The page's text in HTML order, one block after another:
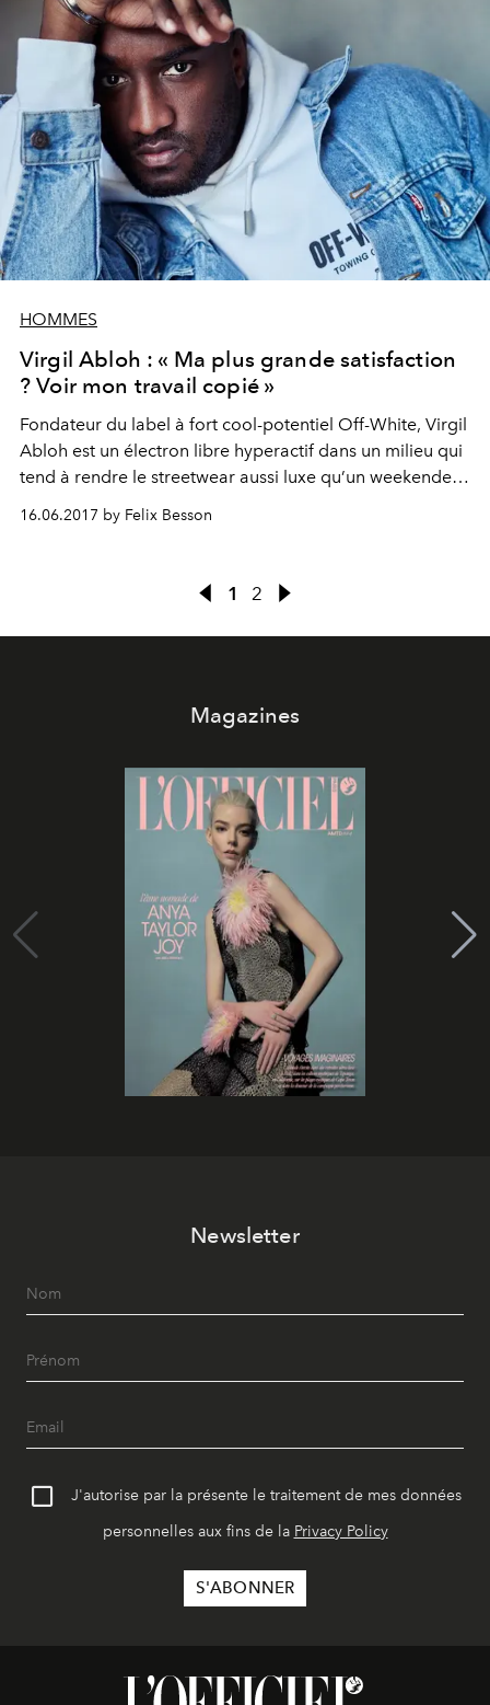
HOMMES
Virgil Abloh : « Ma plus grande satisfaction
? Voir mon travail copié »
Fondateur du label à fort cool-potentiel Off-White, Virgil
Abloh est un électron libre hyperactif dans un milieu qui
tend à rendre le streetwear aussi luxe qu’un weekender
artistique ne s’arrête pas au vêtement : il matérialise les
avec une justesse encore inégalée.
16.06.2017 by Felix Besson
1 2
Magazines
Newsletter
J'autorise par la présente le traitement de mes données
personnelles aux fins de la Privacy Policy